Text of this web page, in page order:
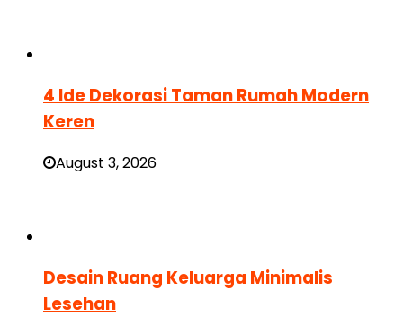
4 Ide Dekorasi Taman Rumah Modern
Keren
August 3, 2026
Desain Ruang Keluarga Minimalis
Lesehan